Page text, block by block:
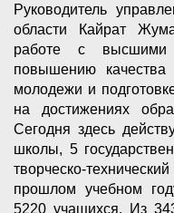
Руководитель
области Кайрат
работе с высшими
повышению качества
молодежи и
на достижениях
Сегодня здесь
школы, 5
творческо-
прошлом учебном
5220 учащихся. Из